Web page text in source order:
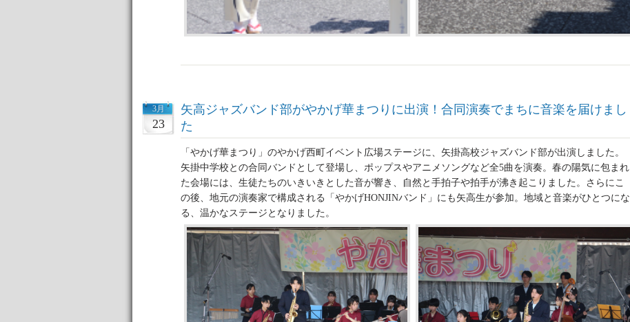
3月
23
矢高ジャズバンド部がやかげ華まつりに出演！合同演奏でまちに音楽を届けまし
た
「やかげ華まつり」のやかげ西町イベント広場ステージに、矢掛高校ジャズバンド部が出演しました。
矢掛中学校との合同バンドとして登場し、ポップスやアニメソングなど全5曲を演奏。春の陽気に包まれ
た会場には、生徒たちのいきいきとした音が響き、自然と手拍子や拍手が沸き起こりました。さらにこ
の後、地元の演奏家で構成される「やかげHONJINバンド」にも矢高生が参加。地域と音楽がひとつにな
る、温かなステージとなりました。